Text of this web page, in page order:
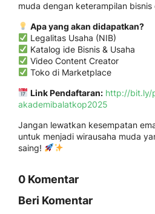
muda dengan keterampilan bisnis
Apa yang akan didapatkan?
Legalitas Usaha (NIB)
Katalog ide Bisnis & Usaha
Video Content Creator
Toko di Marketplace
Link Pendaftaran: http://bit.ly/
akademibalatkop2025
Jangan lewatkan kesempatan
untuk menjadi wirausaha muda
saing!
0 Komentar
Beri Komentar